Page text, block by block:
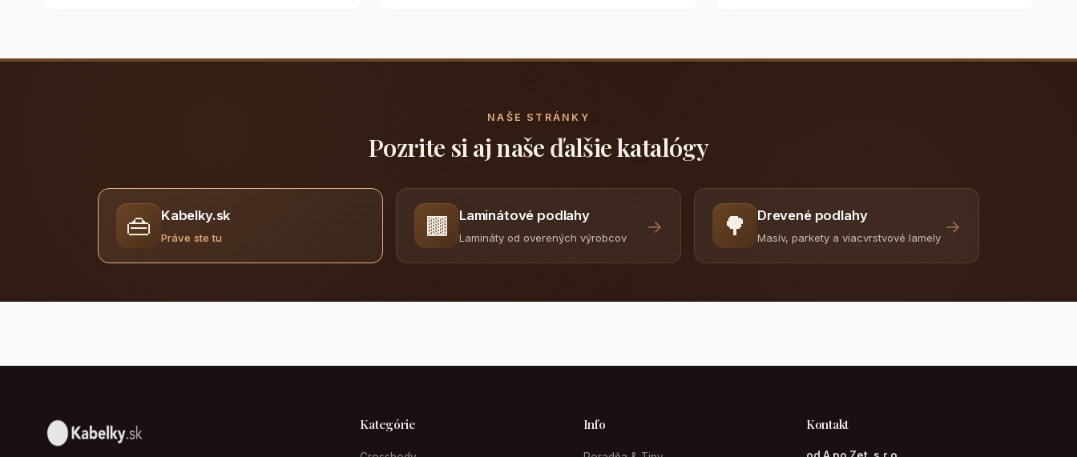
NAŠE STRÁNKY
Pozrite si aj naše ďalšie katalógy
👜 Kabelky.sk
Práve ste tu 🟫 Laminátové podlahy
Lamináty od overených výrobcov
→ 🌳 Drevené podlahy
Masív, parkety a viacvrstvové lamely
→
Kategórie Info Kontakt